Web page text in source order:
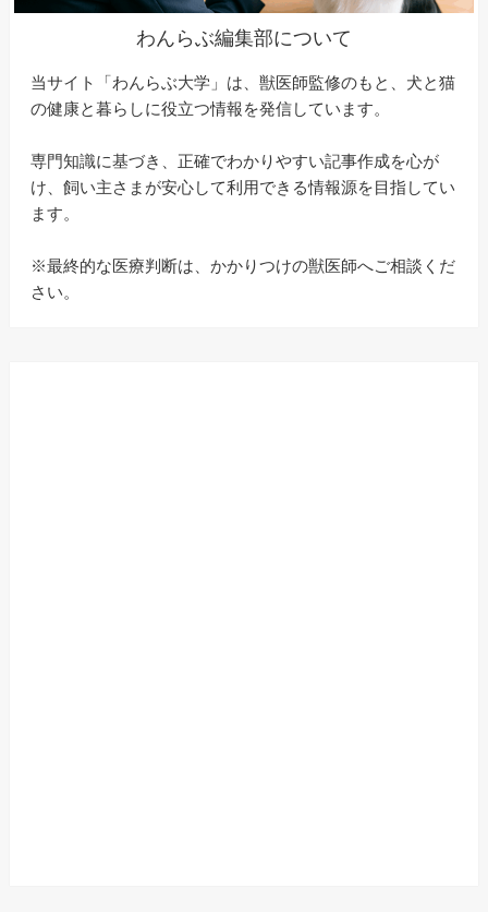
わんらぶ編集部について
当サイト「わんらぶ大学」は、獣医師監修のもと、犬と猫
の健康と暮らしに役立つ情報を発信しています。
専門知識に基づき、正確でわかりやすい記事作成を心が
け、飼い主さまが安心して利用できる情報源を目指してい
ます。
※最終的な医療判断は、かかりつけの獣医師へご相談くだ
さい。